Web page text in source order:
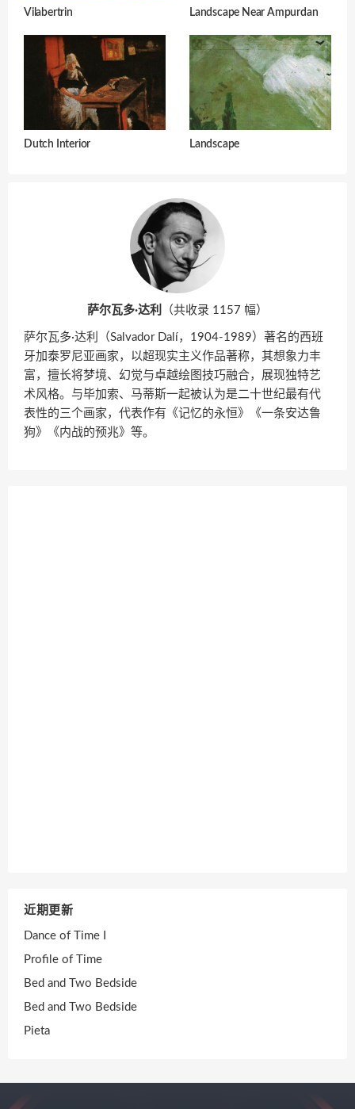
Vilabertrin Landscape Near Ampurdan
Dutch Interior Landscape
萨尔瓦多·达利 （共收录 1157 幅）
萨尔瓦多·达利（Salvador Dalí，1904-1989）著名的西班
牙加泰罗尼亚画家，以超现实主义作品著称，其想象力丰
富，擅长将梦境、幻觉与卓越绘图技巧融合，展现独特艺
术风格。与毕加索、马蒂斯一起被认为是二十世纪最有代
表性的三个画家，代表作有《记忆的永恒》《一条安达鲁
狗》《内战的预兆》等。
近期更新
Dance of Time I
Profile of Time
Bed and Two Bedside
Bed and Two Bedside
Pieta